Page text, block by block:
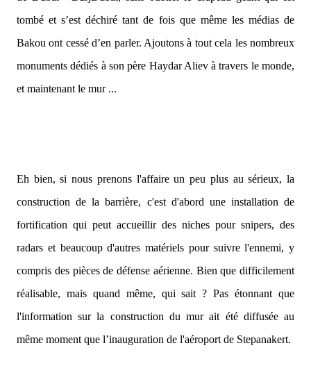
tombé et s’est déchiré tant de fois que même les médias de
Bakou ont cessé d’en parler. Ajoutons à tout cela les nombreux
monuments dédiés à son père Haydar Aliev à travers le monde,
et maintenant le mur ...
Eh bien, si nous prenons l'affaire un peu plus au sérieux, la
construction de la barrière, c'est d'abord une installation de
fortification qui peut accueillir des niches pour snipers, des
radars et beaucoup d'autres matériels pour suivre l'ennemi, y
compris des pièces de défense aérienne. Bien que difficilement
réalisable, mais quand même, qui sait ? Pas étonnant que
l'information sur la construction du mur ait été diffusée au
même moment que l’inauguration de l'aéroport de Stepanakert.